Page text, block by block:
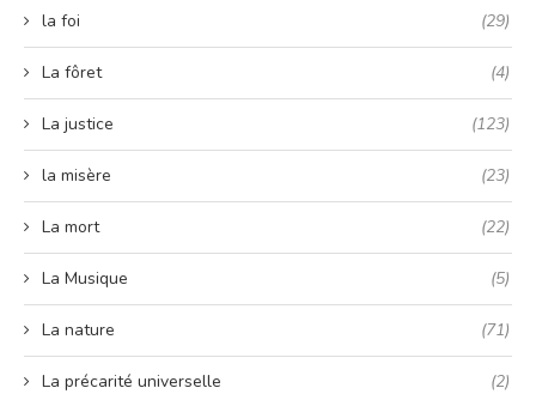
la foi (29)
La fôret (4)
La justice (123)
la misère (23)
La mort (22)
La Musique (5)
La nature (71)
La précarité universelle (2)